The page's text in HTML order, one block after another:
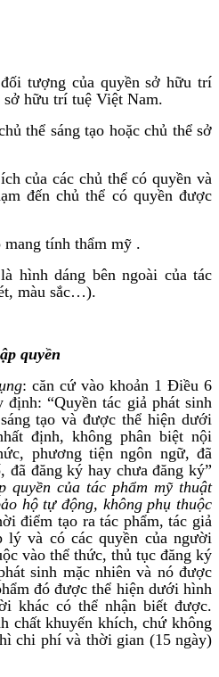
tượng của quyền sở hữu trí
hữu trí tuệ Việt Nam.
thể sáng tạo hoặc chủ thể sở
của các chủ thể có quyền và
đến chủ thể có quyền được
tính thẩm mỹ .
hình dáng bên ngoài của tác
màu sắc…).
quyền
: căn cứ vào khoản 1 Điều 6
“Quyền tác giả phát sinh
tạo và được thể hiện dưới
định, không phân biệt nội
phương tiện ngôn ngữ, đã
đã đăng ký hay chưa đăng ký”
quyền của tác phẩm mỹ thuật
hộ tự động, không phụ thuộc
điểm tạo ra tác phẩm, tác giả
lý và có các quyền của người
vào thể thức, thủ tục đăng ký
sinh mặc nhiên và nó được
đó được thể hiện dưới hình
khác có thể nhận biết được.
chất khuyến khích, chứ không
chi phí và thời gian (15 ngày)